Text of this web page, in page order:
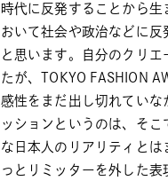
時代に反発することから
おいて社会や政治などに
と思います。自分のクリ
たが、TOKYO FASHION
感性をまだ出し切れていな
ッションというのは、そ
な日本人のリアリティと
っとリミッターを外した